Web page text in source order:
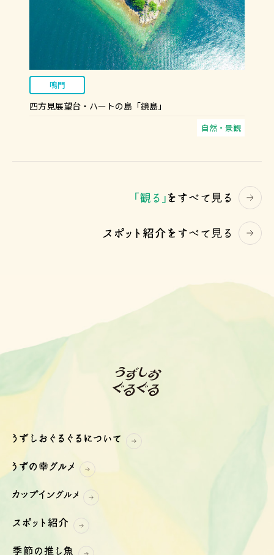
鳴門
四方見展望台・ハートの島「鏡島」
自然・景観